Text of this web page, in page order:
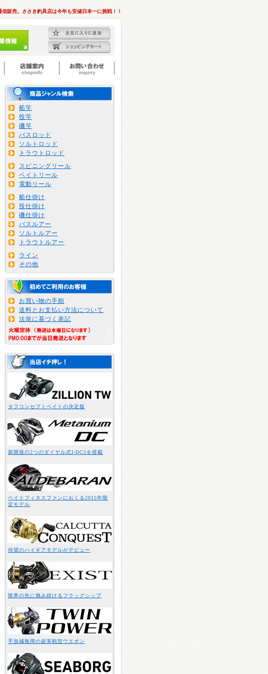
売。ささき釣具店は今年も安値日本一に挑戦！！
船竿
投竿
磯竿
バスロッド
ソルトロッド
トラウトロッド
スピニングリール
ベイトリール
電動リール
船仕掛け
投仕掛け
磯仕掛け
バスルアー
ソルトルアー
トラウトルアー
ライン
その他
お買い物の手順
送料とお支払い方法について
法規に基づく表記
タフコンセプトベイトの決定版
新開発の2つのダイヤル式I-DC5を搭載
ベイトフィネスファンにおくる2015年限
定モデル
待望のハイギアモデルがデビュー
限界の先に挑み続けるフラッグシップ
手加減無用の超実戦型ウエポン